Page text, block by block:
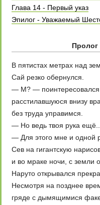
Глава 14 - Первый указ
Эпилог - Уважаемый
В пятистах метрах над
Сай резко обернулся.
— М? — поинтересовался
расстилавшуюся внизу
без труда управимся.
— Но ведь твоя рука ещё...
— Для этого мне и одной
Сев на гигантскую
и во мраке ночи, с земли
Наруто открывался
Несмотря на позднее
гряде с дымящимися